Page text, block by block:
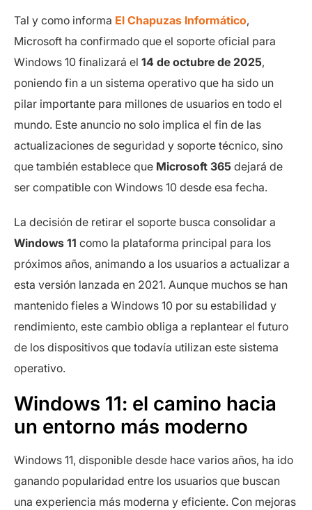
Tal y como informa El Chapuzas Informático,
Microsoft ha confirmado que el soporte oficial para
Windows 10 finalizará el 14 de octubre de 2025,
poniendo fin a un sistema operativo que ha sido un
pilar importante para millones de usuarios en todo el
mundo. Este anuncio no solo implica el fin de las
actualizaciones de seguridad y soporte técnico, sino
que también establece que Microsoft 365 dejará de
ser compatible con Windows 10 desde esa fecha.
La decisión de retirar el soporte busca consolidar a
Windows 11 como la plataforma principal para los
próximos años, animando a los usuarios a actualizar a
esta versión lanzada en 2021. Aunque muchos se han
mantenido fieles a Windows 10 por su estabilidad y
rendimiento, este cambio obliga a replantear el futuro
de los dispositivos que todavía utilizan este sistema
operativo.
Windows 11: el camino hacia
un entorno más moderno
Windows 11, disponible desde hace varios años, ha ido
ganando popularidad entre los usuarios que buscan
una experiencia más moderna y eficiente. Con mejoras